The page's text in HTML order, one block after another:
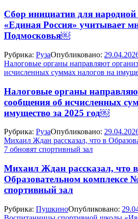
Сбор инициатив для
«Единая Россия» учитывает
Подмосковья￼
Рубрика: РузаОпубликовано:
Налоговые органы направляют
исчисленных суммах налогов на
Налоговые органы
сообщения об исчисленных
имущество за 2025 год￼
Рубрика: РузаОпубликовано:
Михаил Ждан рассказал, что в
7 обновят спортивный зал
Михаил Ждан рассказал, что в
Образовательном комплексе
спортивный зал
Рубрика: ПушкиноОпубликовано: